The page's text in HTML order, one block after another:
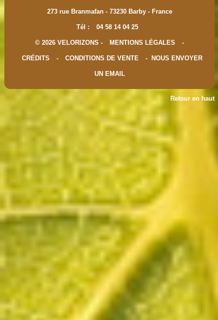
273 rue Branmafan - 73230 Barby - France
Tél : 04 58 14 04 25
© 2026 VELORIZONS - MENTIONS LÉGALES -
CRÉDITS - CONDITIONS DE VENTE - NOUS ENVOYER
UN EMAIL
Retour en haut